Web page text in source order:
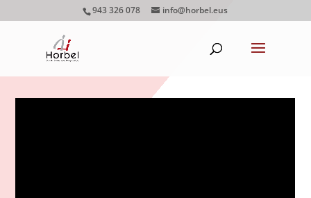
943 326 078 info@horbel.eus